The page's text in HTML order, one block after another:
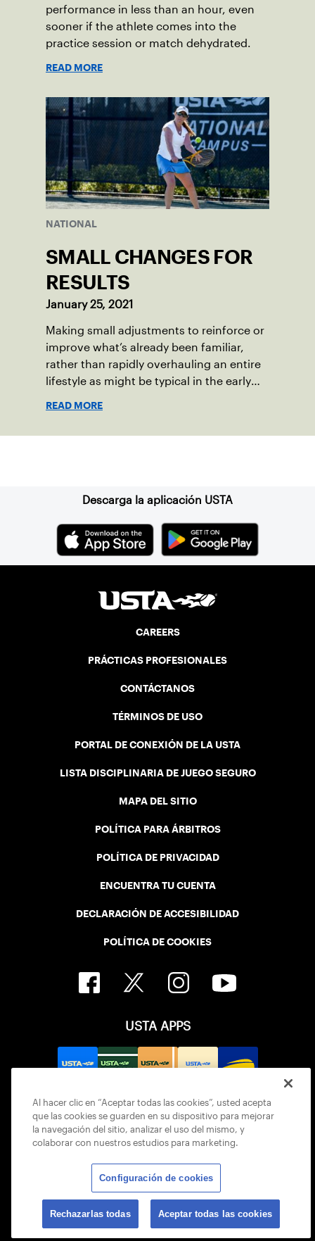
performance in less than an hour, even
sooner if the athlete comes into the
practice session or match dehydrated.
READ MORE
NATIONAL
SMALL CHANGES FOR
RESULTS
January 25, 2021
Making small adjustments to reinforce or
improve what’s already been familiar,
rather than rapidly overhauling an entire
lifestyle as might be typical in the early
READ MORE
Descarga la aplicación USTA
CAREERS
PRÁCTICAS PROFESIONALES
CONTÁCTANOS
TÉRMINOS DE USO
PORTAL DE CONEXIÓN DE LA USTA
LISTA DISCIPLINARIA DE JUEGO SEGURO
MAPA DEL SITIO
POLÍTICA PARA ÁRBITROS
POLÍTICA DE PRIVACIDAD
ENCUENTRA TU CUENTA
DECLARACIÓN DE ACCESIBILIDAD
POLÍTICA DE COOKIES
USTA APPS
© 2026 USTA ALL RIGHTS RESERVED
Al hacer clic en “Aceptar todas las cookies”, usted acepta
que las cookies se guarden en su dispositivo para mejorar
la navegación del sitio, analizar el uso del mismo, y
colaborar con nuestros estudios para marketing.
Configuración de cookies
Rechazarlas todas Aceptar todas las cookies